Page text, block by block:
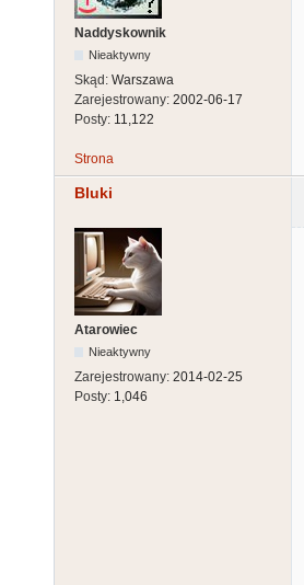
Naddyskownik
Nieaktywny
Skąd: Warszawa
Zarejestrowany: 2002-06-17
Posty: 11,122
Strona
Bluki
Atarowiec
Nieaktywny
Zarejestrowany: 2014-02-25
Posty: 1,046